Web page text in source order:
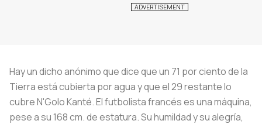
Hay un dicho anónimo que dice que un 71 por ciento de la
Tierra está cubierta por agua y que el 29 restante lo
cubre N'Golo Kanté. El futbolista francés es una máquina,
pese a su 168 cm. de estatura. Su humildad y su alegría,